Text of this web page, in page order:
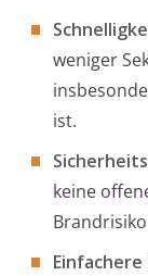
weniger
ist.
keine